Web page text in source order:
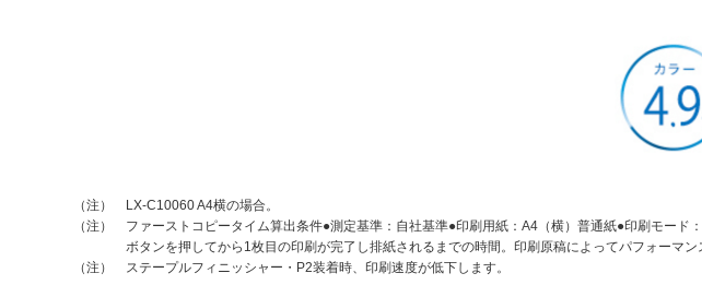
（注）
LX-C10060 A4横の場合。
（注）
ファーストコピータイム算出条件●測定基準：自社基準●印刷用紙：A4（横）普通紙●印刷モー
ボタンを押してから1枚目の印刷が完了し排紙されるまでの時間。印刷原稿によってパフォーマン
（注）
ステープルフィニッシャー・P2装着時、印刷速度が低下します。